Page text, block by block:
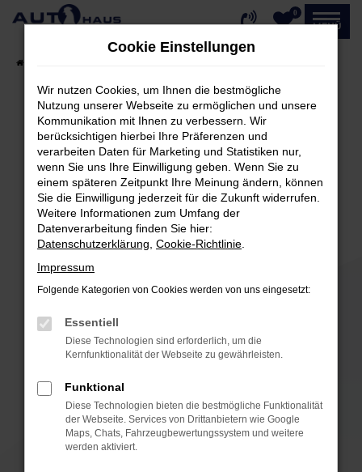
Zum
0
MENÜ
Fehler: Network Error
Beim Laden ist ein Fehler aufgetreten.
Hier sind ein paar Tipps, die dir helfen können:
Überprüfe deine Firewall und deine
Internetverbindung.
Laden andere Webseiten, zum Beispiel deine
Suchmaschine?
Prüfe deine Browsererweiterungen.
können das Laden bestimmter Seiten
verhindern. Funktioniert die Seite in einem
anderen Browser oder in einem privaten
Fenster?
Starte dein Gerät neu.
Das kann manchmal helfen, vorübergehende
Probleme zu beheben.
Cookie Einstellungen
Wir nutzen Cookies, um Ihnen die bestmögliche
Nutzung unserer Webseite zu ermöglichen und unsere
Kommunikation mit Ihnen zu verbessern. Wir
berücksichtigen hierbei Ihre Präferenzen und
verarbeiten Daten für Marketing und Statistiken nur,
wenn Sie uns Ihre Einwilligung geben. Wenn Sie zu
einem späteren Zeitpunkt Ihre Meinung ändern, können
Sie die Einwilligung jederzeit für die Zukunft widerrufen.
Weitere Informationen zum Umfang der
Datenverarbeitung finden Sie hier:
Datenschutzerklärung Cookie-Richtlinie
Impressum
Folgende Kategorien von Cookies werden von uns eingesetzt:
Essentiell
Diese Technologien sind erforderlich, um die
Kernfunktionalität der Webseite zu gewährleisten.
Funktional
Diese Technologien bieten die bestmögliche Funktionalität
der Webseite. Services von Drittanbietern wie Google
Maps, Chats, Fahrzeugbewertungssystem und weitere
werden aktiviert.